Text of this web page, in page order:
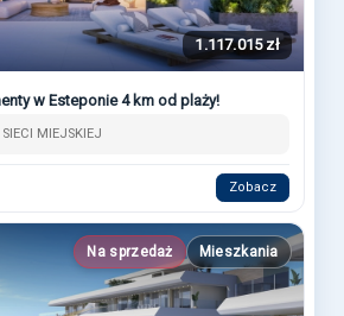
1.117.015 zł
w Esteponie 4 km od plaży!
SIECI MIEJSKIEJ
Zobacz
Na sprzedaż Mieszkania